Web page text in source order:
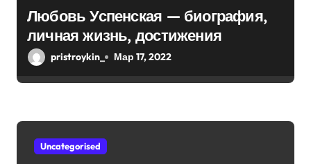
Любовь Успенская — биография,
личная жизнь, достижения
pristroykin_ Мар 17, 2022
Uncategorised